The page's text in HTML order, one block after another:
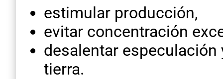
estimular producción,
evitar concentración
desalentar
tierra.